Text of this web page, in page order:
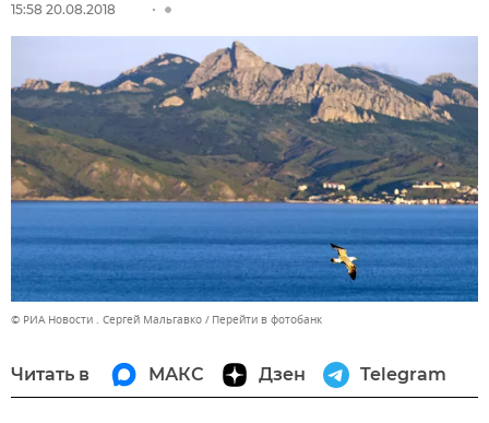
15:58 20.08.2018
© РИА Новости . Сергей Мальгавко Перейти в фотобанк
Читать в МАКС Дзен Telegram